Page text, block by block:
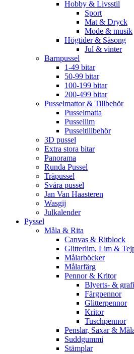
Hobby & Livsstil
Sport
Mat & Dryck
Mode & musik
Högtider & Säsong
Jul & vinter
Barnpussel
1-49 bitar
50-99 bitar
100-199 bitar
200-499 bitar
Pusselmattor & Tillbehör
Pusselmatta
Pussellim
Pusseltillbehör
3D pussel
Extra stora bitar
Panorama
Runda Pussel
Träpussel
Svåra pussel
Jan Van Haasteren
Wasgij
Julkalender
Pyssel
Måla & Rita
Canvas & Ritblock
Glitterlim, Lim &
Målarböcker
Målarfärg
Pennor & Kritor
Blyerts- &
Färgpennor
Glitterpennor
Kritor
Tuschpennor
Penslar, Saxar &
Suddgummi
Stämplar